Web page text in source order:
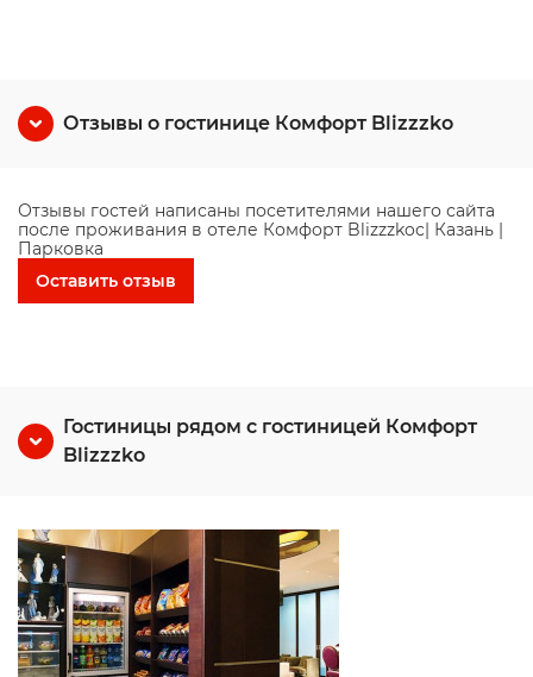
Отзывы о гостинице Комфорт Blizzzko
Отзывы гостей написаны посетителями нашего сайта
после проживания в отеле Комфорт Blizzzkoс| Казань |
Парковка
Оставить отзыв
Гостиницы рядом с гостиницей Комфорт
Blizzzko